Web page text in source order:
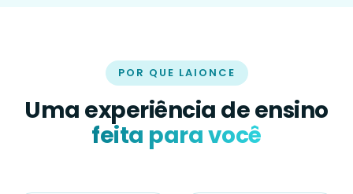
POR QUE LAIONCE
Uma experiência de ensino
feita para você